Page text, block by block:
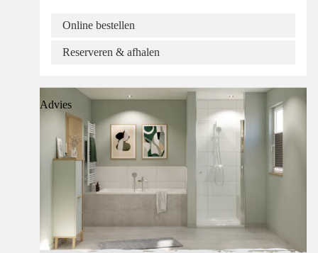
Online bestellen
Reserveren & afhalen
Advies